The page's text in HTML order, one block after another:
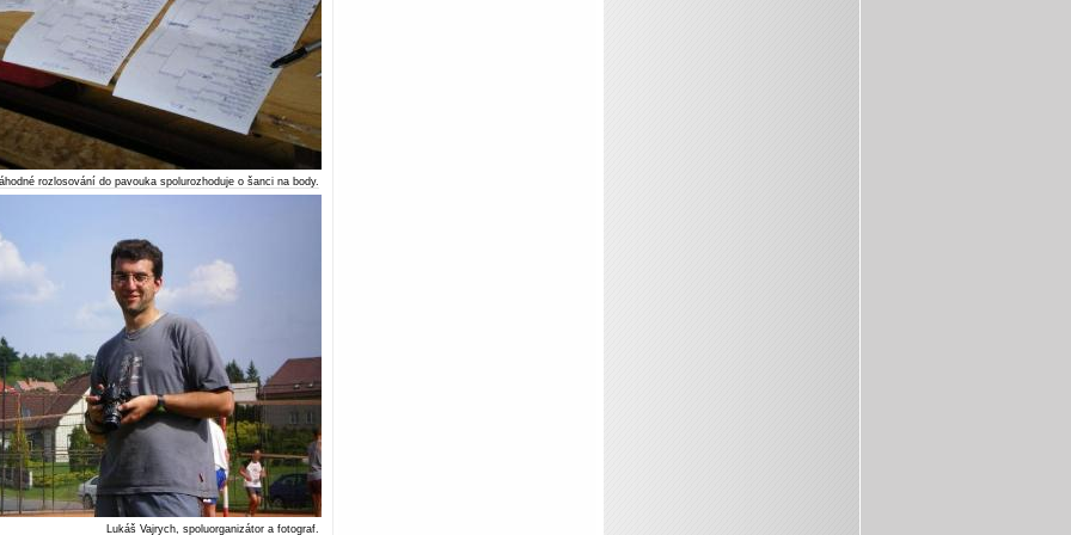
rozlosování do pavouka spolurozhoduje o šanci na body.
Lukáš Vajrych, spoluorganizátor a fotograf.